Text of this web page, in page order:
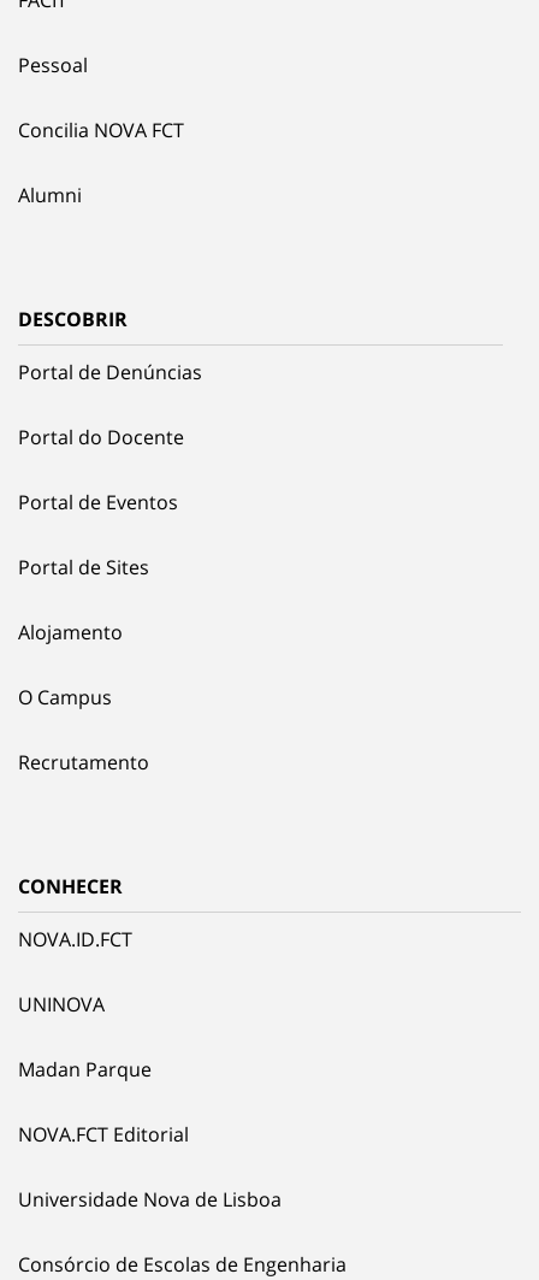
Pessoal
Concilia NOVA FCT
Alumni
DESCOBRIR
Portal de Denúncias
Portal do Docente
Portal de Eventos
Portal de Sites
Alojamento
O Campus
Recrutamento
CONHECER
NOVA.ID.FCT
UNINOVA
Madan Parque
NOVA.FCT Editorial
Universidade Nova de Lisboa
Consórcio de Escolas de Engenharia